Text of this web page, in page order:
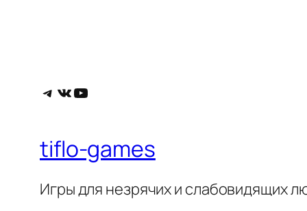
Telegram
ВКонтакте
YouTube
tiflo-games
Игры для незрячих и слабовидящих